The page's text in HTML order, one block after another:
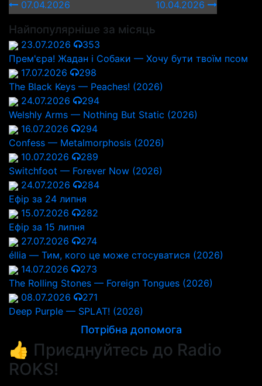
07.04.2026
10.04.2026
Найпопулярніше за місяць
23.07.2026
353
Прем'єра! Жадан і Собаки — Хочу бути твоїм псом
17.07.2026
298
The Black Keys — Peaches! (2026)
24.07.2026
294
Welshly Arms — Nothing But Static (2026)
16.07.2026
294
Confess — Metalmorphosis (2026)
10.07.2026
289
Switchfoot — Forever Now (2026)
24.07.2026
284
Ефір за 24 липня
15.07.2026
282
Ефір за 15 липня
27.07.2026
274
éllia — Тим, кого це може стосуватися (2026)
14.07.2026
273
The Rolling Stones — Foreign Tongues (2026)
08.07.2026
271
Deep Purple — SPLAT! (2026)
Потрібна допомога
👍 Приєднуйтесь до Radio
ROKS!